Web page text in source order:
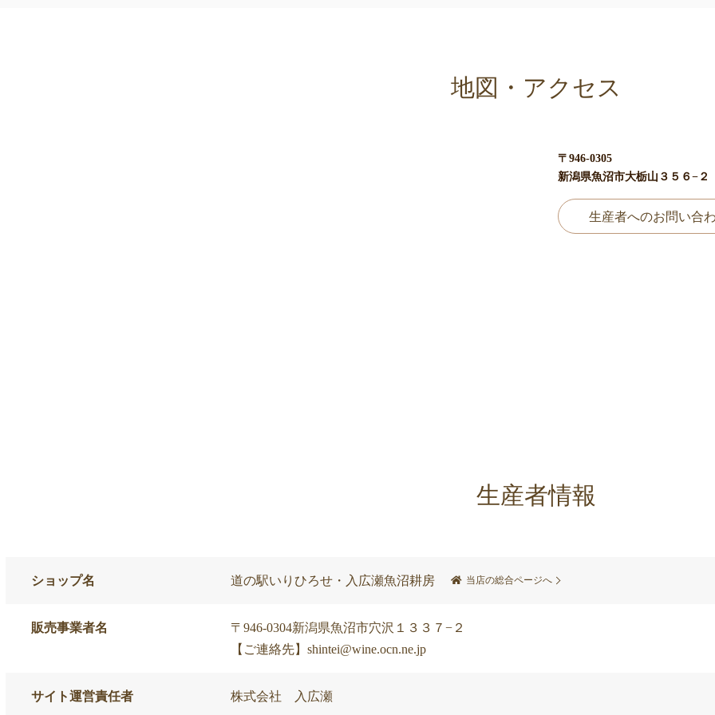
地図・アクセス
〒946-0305
新潟県魚沼市大栃山３５６−２
生産者へのお問い合
生産者情報
ショップ名 道の駅いりひろせ・入広瀬魚沼耕房 当店の総合ページへ
販売事業者名
〒946-0304新潟県魚沼市穴沢１３３７−２
【ご連絡先】shintei@wine.ocn.ne.jp
サイト運営責任者 株式会社 入広瀬